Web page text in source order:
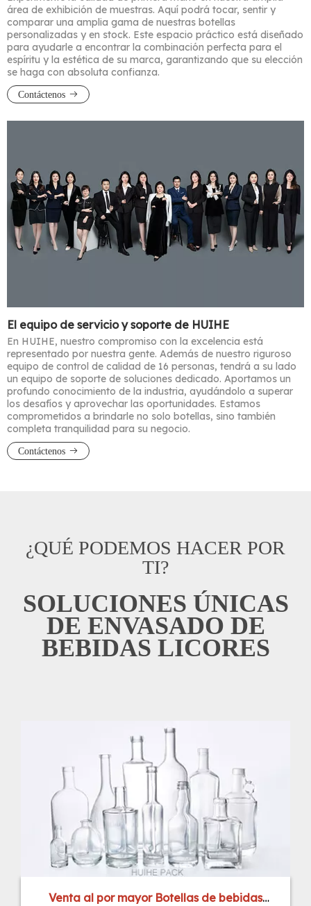
área de exhibición de muestras. Aquí podrá tocar, sentir y
comparar una amplia gama de nuestras botellas
personalizadas y en stock. Este espacio práctico está diseñado
para ayudarle a encontrar la combinación perfecta para el
espíritu y la estética de su marca, garantizando que su elección
se haga con absoluta confianza.
Contáctenos
El equipo de servicio y soporte de HUIHE
En HUIHE, nuestro compromiso con la excelencia está
representado por nuestra gente. Además de nuestro riguroso
equipo de control de calidad de 16 personas, tendrá a su lado
un equipo de soporte de soluciones dedicado. Aportamos un
profundo conocimiento de la industria, ayudándolo a superar
los desafíos y aprovechar las oportunidades. Estamos
comprometidos a brindarle no solo botellas, sino también
completa tranquilidad para su negocio.
Contáctenos
¿QUÉ PODEMOS HACER POR
TI?
SOLUCIONES ÚNICAS
DE ENVASADO DE
BEBIDAS LICORES
Venta al por mayor Botellas de bebidas